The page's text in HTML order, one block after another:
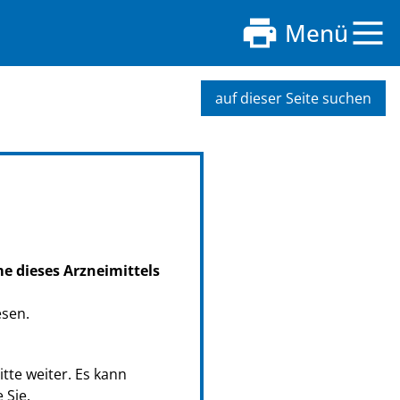
Menü
auf dieser Seite suchen
dieses Arzneimittels
weiter. Es kann
Sie.